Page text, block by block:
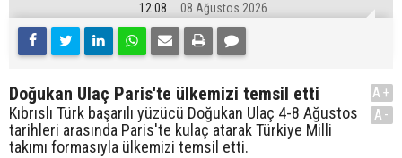
12:08 08 Ağustos 2026
Doğukan Ulaç Paris'te ülkemizi temsil etti
Kıbrıslı Türk başarılı yüzücü Doğukan Ulaç 4-8 Ağustos
tarihleri arasında Paris'te kulaç atarak Türkiye Milli
takımı formasıyla ülkemizi temsil etti.
A+
A-